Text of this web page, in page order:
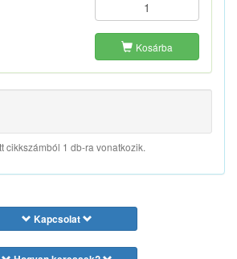
Kosárba
cikkszámból 1 db-ra vonatkozik.
Kapcsolat